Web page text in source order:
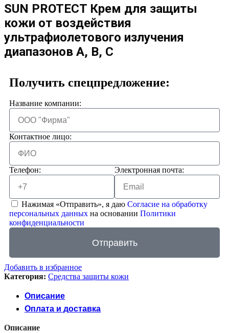
SUN PROTECT Крем для защиты
кожи от воздействия
ультрафиолетового излучения
диапазонов А, В, С
Получить спецпредложение:
Название компании:
Контактное лицо:
Телефон: Электронная почта:
Нажимая «Отправить», я даю Согласие на обработку
персональных данных на основании Политики
конфиденциальности
Отправить
Добавить в избранное
Категория: Средства защиты кожи
Описание
Оплата и доставка
Описание